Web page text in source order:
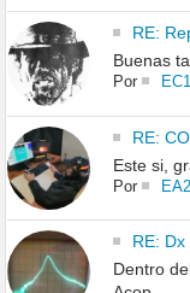
RE:
Buenas
Por
RE:
Este si,
Por
RE:
Dentro